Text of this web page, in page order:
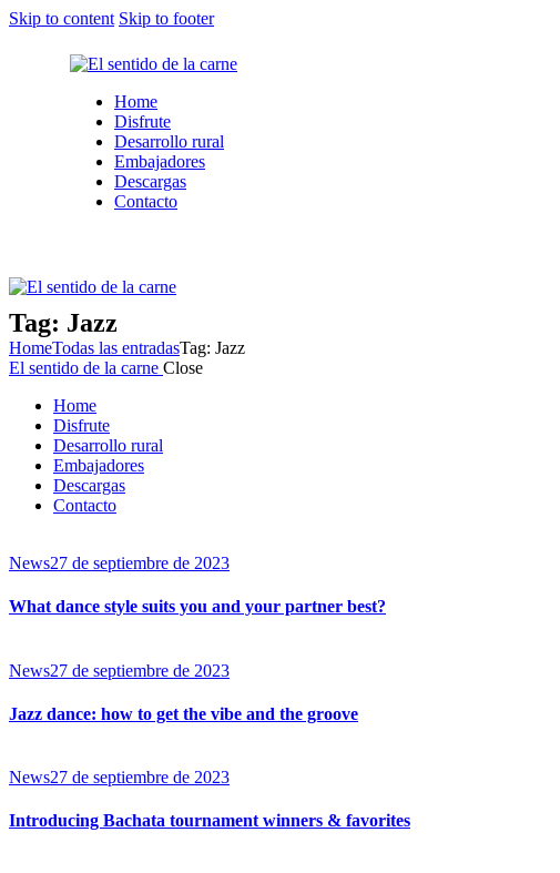
Skip to content Skip to footer
Home
Disfrute
Desarrollo rural
Embajadores
Descargas
Contacto
Tag: Jazz
HomeTodas las entradasTag: Jazz
El sentido de la carne Close
Home
Disfrute
Desarrollo rural
Embajadores
Descargas
Contacto
News27 de septiembre de 2023
What dance style suits you and your partner best?
News27 de septiembre de 2023
Jazz dance: how to get the vibe and the groove
News27 de septiembre de 2023
Introducing Bachata tournament winners & favorites